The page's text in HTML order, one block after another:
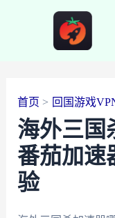
首页 回国游戏
海外三国
番茄加速
验